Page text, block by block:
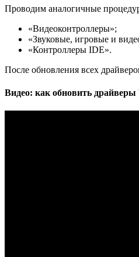
Проводим аналогичные
«Видеоконтроллеры»;
«Звуковые, игровые и
«Контроллеры IDE».
После обновления всех
Видео: как обновить драйверы